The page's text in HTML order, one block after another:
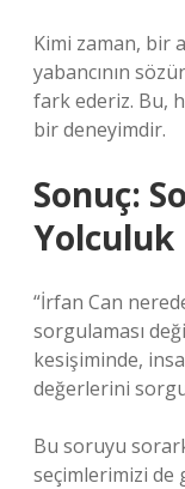
Kimi zaman, bir
yabancının
fark ederiz. Bu,
bir deneyimdir.
Sonuç:
Yolculuk
“İrfan Can
sorgulaması
kesişiminde,
değerlerini
Bu soruyu
seçimlerimizi de